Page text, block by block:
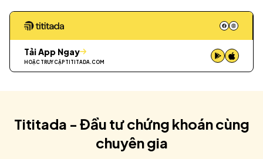
Tải App Ngay
HOẶC TRUY CẬP TITITADA.COM
Tititada - Đầu tư chứng khoán cùng
chuyên gia